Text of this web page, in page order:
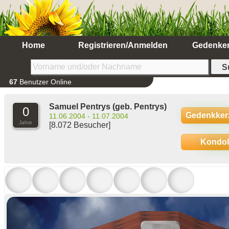
Home Registrieren/Anmelden
67 Benutzer Online
0
Jahre
Samuel Pentrys (geb. Pentrys)
11.06.2004 - 11.07.2004
[8.072 Besucher]